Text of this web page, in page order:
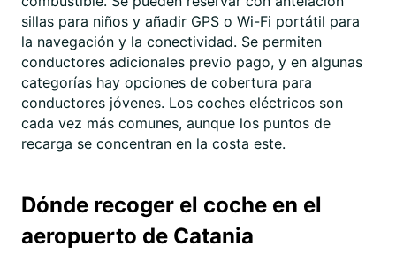
sillas para niños y añadir GPS o Wi-Fi portátil para
la navegación y la conectividad. Se permiten
conductores adicionales previo pago, y en algunas
categorías hay opciones de cobertura para
conductores jóvenes. Los coches eléctricos son
cada vez más comunes, aunque los puntos de
recarga se concentran en la costa este.
Dónde recoger el coche en el
aeropuerto de Catania